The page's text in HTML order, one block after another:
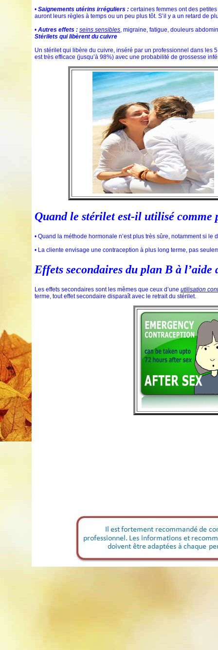
• Saignements utérins irréguliers : certaines femmes ont des
auront leurs règles à temps ou un peu plus tôt. S’il y a un retard de
• Autres effets : seins sensibles, migraine, fatigue, douleurs
Stérilets qui libèrent du cuivre
Un stérilet qui libère du cuivre, inséré par un professionnel dans
est très efficace (jusqu’à 98%) avec une probabilité de grossesse
Quand le stérilet est-il utilisé comme
• Quand la méthode hormonale n’est plus très sûre, notamment si le
• La cliente envisage une contraception à plus long terme, pas
Effets secondaires du plan B à l’aide
Les effets secondaires sont les mêmes que ceux d’une utilisation
terme, tout effet secondaire disparaît avec le retrait du stérilet.